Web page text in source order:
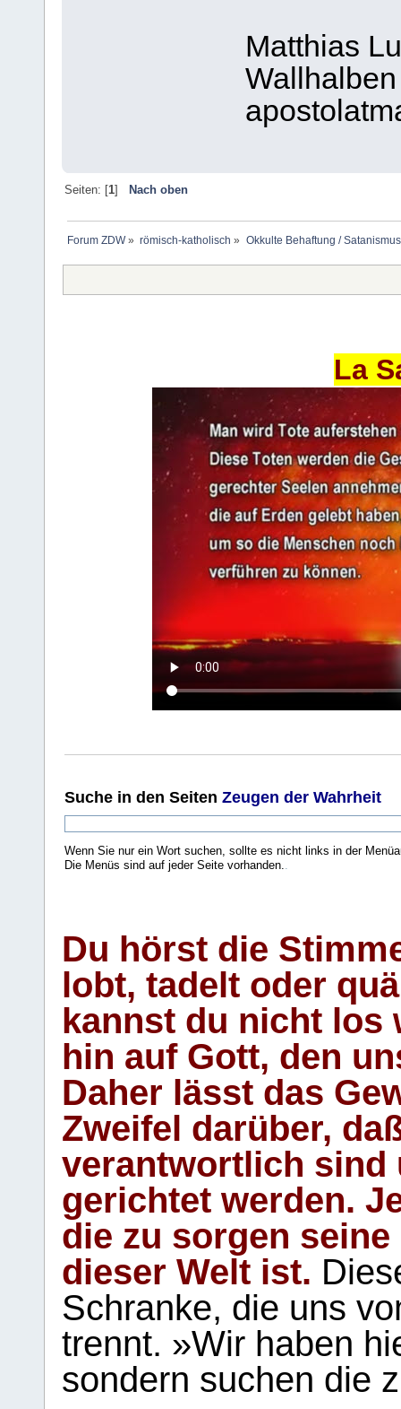
Matthias
Seiten: [1] Nach oben
Forum ZDW» römisch-katholisch » Okkulte Behaftung /
La
Suche in den Seiten Zeugen der Wahrheit
Wenn Sie nur ein Wort suchen, sollte es nicht links in der
Die Menüs sind auf jeder Seite vorhanden..
Du hörst die
lobt, tadelt oder
kannst du nicht los
hin auf Gott, den
Daher lässt das
Zweifel darüber,
verantwortlich sind
gerichtet werden.
die zu sorgen
dieser Welt ist.
Schranke, die uns
trennt. »Wir haben
sondern suchen die